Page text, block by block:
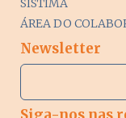
SISTIMA
ÁREA DO
Newsletter